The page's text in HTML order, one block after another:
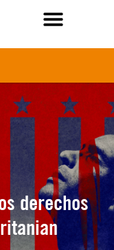
derechos